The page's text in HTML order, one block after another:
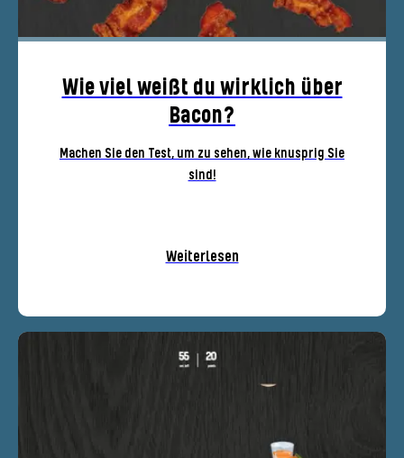
Wie viel weißt du wirklich über
Bacon?
Machen Sie den Test, um zu sehen, wie knusprig Sie
sind!
Weiterlesen